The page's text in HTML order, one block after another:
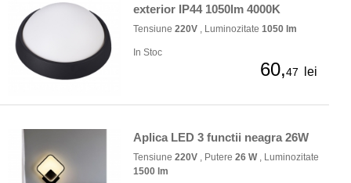
exterior IP44 1050lm 4000K
Tensiune 220V , Luminozitate 1050 lm
In Stoc
60,47 lei
Aplica LED 3 functii neagra 26W
Tensiune 220V , Putere 26 W, Luminozitate
1500 lm